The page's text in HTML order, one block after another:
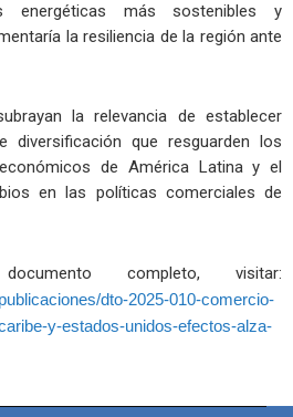
energéticas más sostenibles y
la resiliencia de la región ante
la relevancia de establecer
diversificación que resguarden los
de América Latina y el
en las políticas comerciales de
completo, visitar:
dto-2025-010-comercio-
y-estados-unidos-efectos-alza-